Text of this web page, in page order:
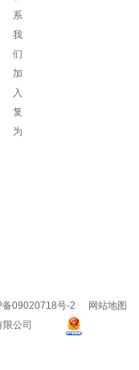
系
我
们
加
入
复
为
网站地图
备09020718号-2
团有限公司